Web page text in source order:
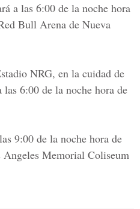
a las 6:00 de la noche hora
Bull Arena de Nueva
NRG, en la cuidad de
6:00 de la noche hora de
9:00 de la noche hora de
Angeles Memorial Coliseum